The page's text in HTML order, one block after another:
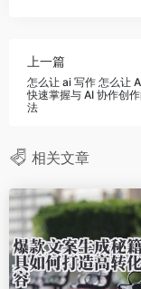
上一篇
怎么让 ai 写作 怎么让
快速掌握与 AI 协作创
法
相关文章